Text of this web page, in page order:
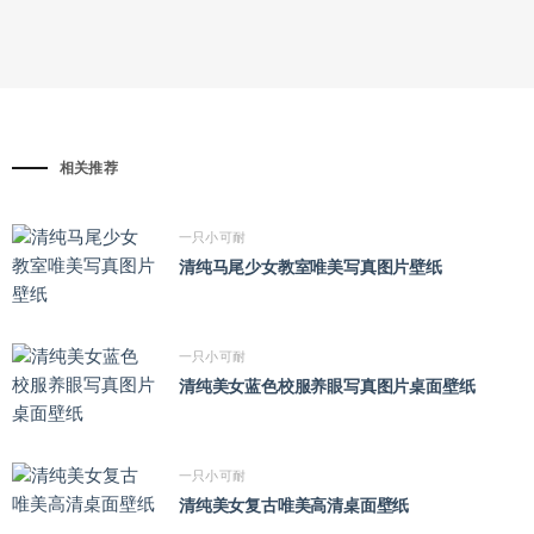
相关推荐
一只小可耐
清纯马尾少女教室唯美写真图片壁纸
一只小可耐
清纯美女蓝色校服养眼写真图片桌面壁纸
一只小可耐
清纯美女复古唯美高清桌面壁纸